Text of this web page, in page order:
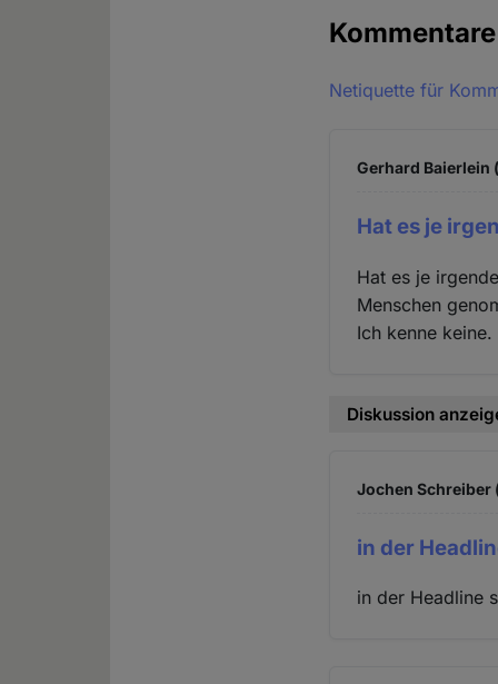
Kommentare
Netiquette für
Gerhard
Hat es je
Hat es je
Menschen
Ich kenne keine.
Diskussion
Jochen
in der
in der Headline